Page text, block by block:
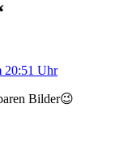
20:51 Uhr
Bilder😉